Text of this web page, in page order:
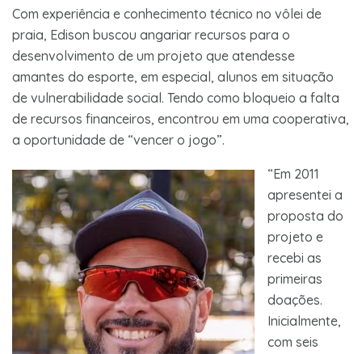
Com experiência e conhecimento técnico no vôlei de
praia, Edison buscou angariar recursos para o
desenvolvimento de um projeto que atendesse
amantes do esporte, em especial, alunos em situação
de vulnerabilidade social. Tendo como bloqueio a falta
de recursos financeiros, encontrou em uma cooperativa,
a oportunidade de “vencer o jogo”.
“Em 2011
apresentei a
proposta do
projeto e
recebi as
primeiras
doações.
Inicialmente,
com seis